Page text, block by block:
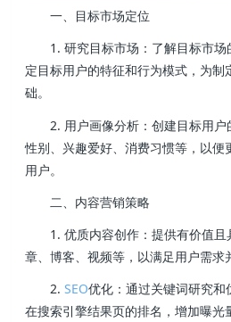
一、目标市场定位
1. 研究目标市场：了解目标市
定目标用户的特征和行为模式，为
础。
2. 用户画像分析：创建目标用户
性别、兴趣爱好、消费习惯等，以便
用户。
二、内容营销策略
1. 优质内容创作：提供有价值
章、博客、视频等，以满足用户需求
2.SEO优化：通过关键词研究
在搜索引擎结果页的排名，增加曝光